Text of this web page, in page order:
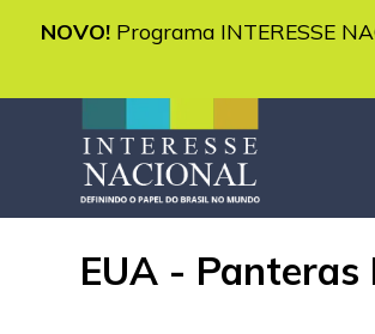
NOVO! Programa INTERESSE
EUA - Panteras